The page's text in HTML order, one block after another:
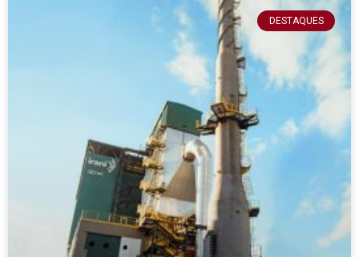
DESTAQUES